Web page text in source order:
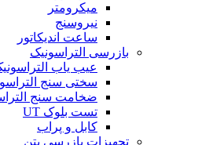
میکرومتر
نیروسنج
ساعت اندیکاتور
بازرسی التراسونیک
عیب یاب
سختی سنج
ضخامت سنج
تست بلوک UT
کابل و پراب
تجهیزات بازرسی بتن